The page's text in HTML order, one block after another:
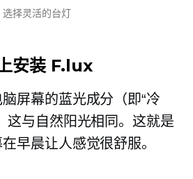
选择灵活的台灯
安装 F.lux
屏幕的蓝光成分（即“冷
这与自然阳光相同。这就是
早晨让人感觉很舒服。